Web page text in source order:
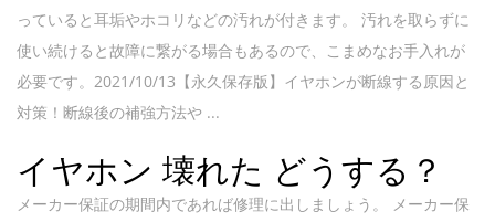
っていると耳垢やホコリなどの汚れが付きます。 汚れを取らずに
使い続けると故障に繋がる場合もあるので、こまめなお手入れが
必要です。2021/10/13【永久保存版】イヤホンが断線する原因と
対策！断線後の補強方法や ...
イヤホン 壊れた どうする？
メーカー保証の期間内であれば修理に出しましょう。 メーカー保